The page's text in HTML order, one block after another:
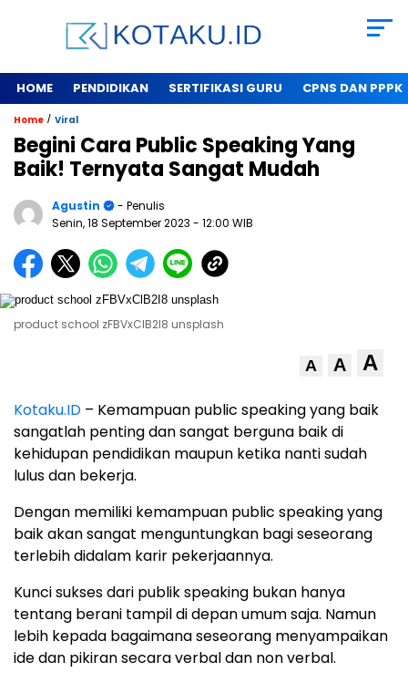
HOME PENDIDIKAN SERTIFIKASI GURU CPNS DAN PPPK
Home / Viral
Begini Cara Public Speaking Yang
Baik! Ternyata Sangat Mudah
Agustin
- Penulis
Senin, 18 September 2023 - 12:00 WIB
product school zFBVxClB2I8 unsplash
A A A
Kotaku.ID – Kemampuan public speaking yang baik
sangatlah penting dan sangat berguna baik di
kehidupan pendidikan maupun ketika nanti sudah
lulus dan bekerja.
Dengan memiliki kemampuan public speaking yang
baik akan sangat menguntungkan bagi seseorang
terlebih didalam karir pekerjaannya.
Kunci sukses dari publik speaking bukan hanya
tentang berani tampil di depan umum saja. Namun
lebih kepada bagaimana seseorang menyampaikan
ide dan pikiran secara verbal dan non verbal.